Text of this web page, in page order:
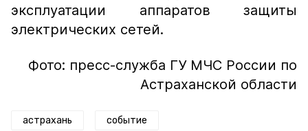
эксплуатации аппаратов защиты
электрических сетей.
Фото: пресс-служба ГУ МЧС России по
Астраханской области
астрахань событие